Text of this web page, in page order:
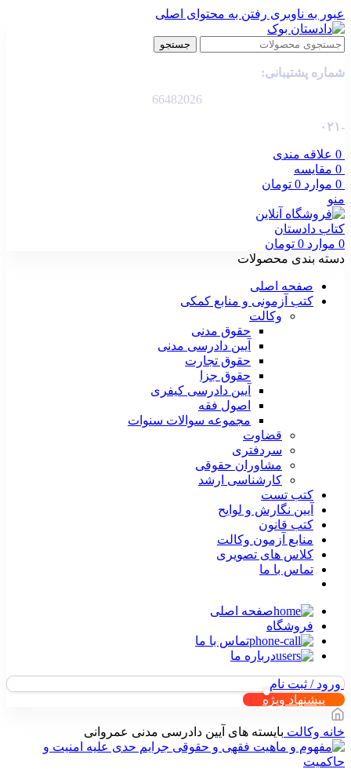
عبور به ناوبری رفتن به محتوای اصلی
جستجو
شماره پشتیبانی:
66482026
-۰۲۱
0 علاقه مندی
0 مقایسه
0 موارد 0 تومان
منو
0 موارد 0 تومان
دسته بندی محصولات
صفحه اصلی
کتب آزمونی و منابع کمکی
وکالت
حقوق مدنی
آیین دادرسی مدنی
حقوق تجارت
حقوق جزا
آیین دادرسی کیفری
اصول فقه
مجموعه سوالات سنوات
قضاوت
سردفتری
مشاوران حقوقی
کارشناسی ارشد
کتب تست
آیین نگارش و لوایح
کتب قانون
منابع آزمون وکالت
کلاس های تصویری
تماس با ما
صفحه اصلی
فروشگاه
تماس با ما
درباره ما
ورود / ثبت نام
پیشنهاد ویژه
خانه وکالت بایسته های آیین دادرسی مدنی عمروانی